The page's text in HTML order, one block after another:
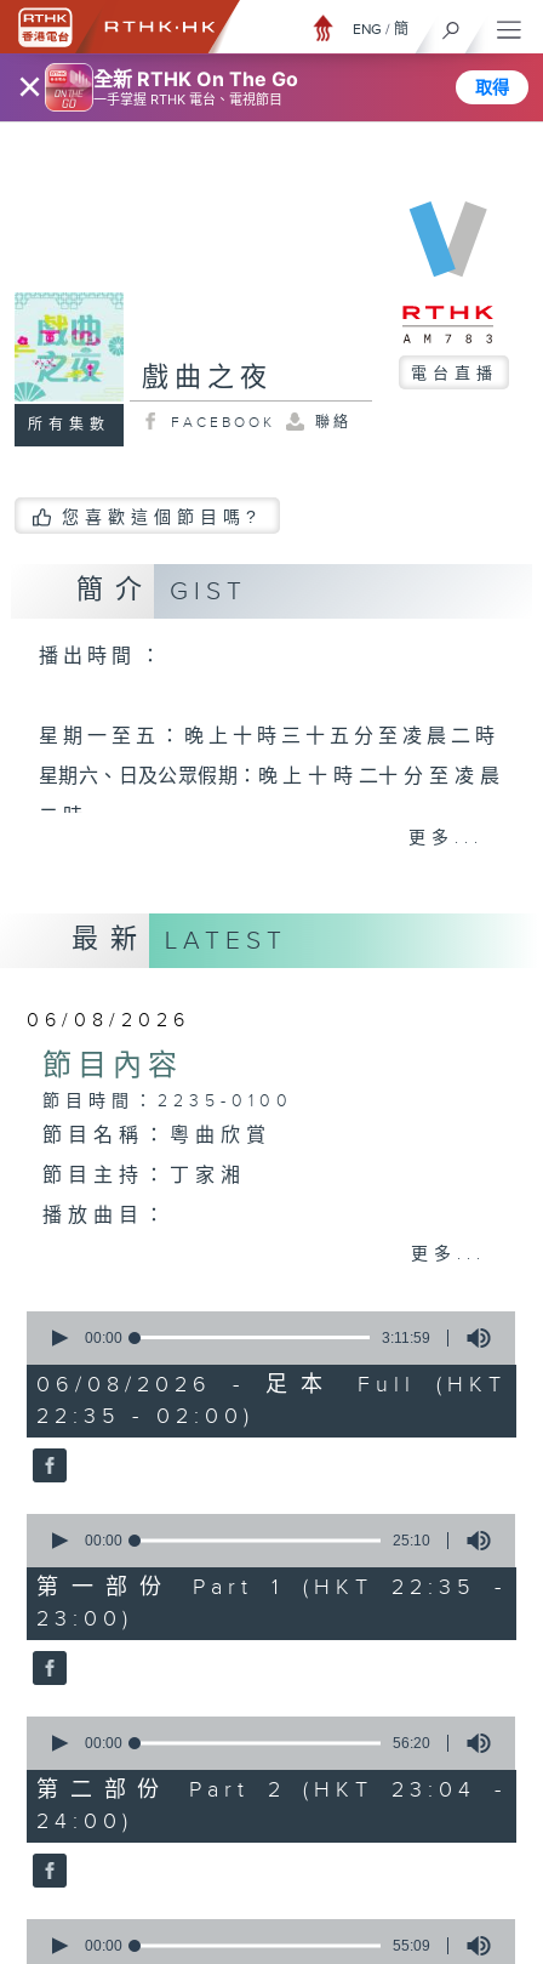
× 全新 RTHK On The Go
一手掌握 RTHK 電台、電視節目
取得
ENG / 簡
所有集數
戲曲之夜 電台直播
FACEBOOK 聯絡
您喜歡這個節目嗎?
簡介 GIST
播 出 時 間 ：
星 期 一 至 五 ： 晚 上 十 時 三 十 五 分 至 凌 晨 二 時
星期六、日及公眾假期：晚 上 十 時 二十 分 至 凌 晨
二 時
黃可柔、馬崇恩、蕭桐、陳婉紅、紅萍、林玉琴、陳
為顧及平日需要上班的聽眾，《戲曲之夜》安排在每
個晚上播放粵曲，以地方語言介紹京劇、潮劇、越劇
等；務求以同一語言介紹同一劇種，望能令廣大聽眾
有更親切的感受。
更多...
最新 LATEST
06/08/2026
節目內容
節目時間：2235-0100
節目名稱：粵曲欣賞
節目主持：丁家湘
播放曲目：
1.「蛇頭苗」
由 紅線女、彭熾權 主唱
由 林家聲、林錦堂、藍天佑 主唱
3.「憐香惹恨」
4.「七步成詩」
由 葉丹青、葉幼琪 主唱
更多...
seconds
3
hours,
11
minutes,
59
seconds
00:00 3:11:59
06/08/2026 - 足本 Full (HKT
22:35 - 02:00)
seconds
25
minutes,
10
seconds
00:00 25:10
第一部份 Part 1 (HKT 22:35 -
23:00)
seconds
56
minutes,
20
seconds
00:00 56:20
第二部份 Part 2 (HKT 23:04 -
24:00)
seconds
00:00 55:09